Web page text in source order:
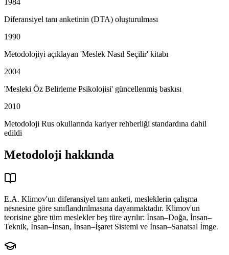
1984
Diferansiyel tanı anketinin (DTA) oluşturulması
1990
Metodolojiyi açıklayan 'Meslek Nasıl Seçilir' kitabı
2004
'Mesleki Öz Belirleme Psikolojisi' güncellenmiş baskısı
2010
Metodoloji Rus okullarında kariyer rehberliği standardına dahil
edildi
Metodoloji hakkında
E.A. Klimov'un diferansiyel tanı anketi, mesleklerin çalışma
nesnesine göre sınıflandırılmasına dayanmaktadır. Klimov'un
teorisine göre tüm meslekler beş türe ayrılır: İnsan–Doğa, İnsan–
Teknik, İnsan–İnsan, İnsan–İşaret Sistemi ve İnsan–Sanatsal İmge.